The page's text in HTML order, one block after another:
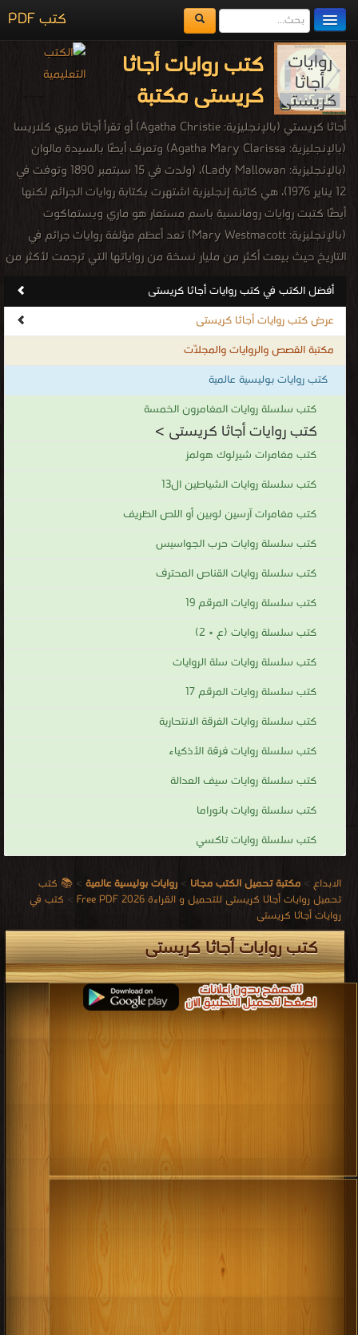
كتب PDF
مكتبة الكتب
المكتبات
يُقرأ حالياً
الفهرس
اضف كتاب
كتب روايات أجاثا
كريستى مكتبة
أجاثا كريستي (بالإنجليزية: Agatha Christie) أو تقرأ أجاثا ميري كلاريسا
(بالإنجليزية: Agatha Mary Clarissa) وتعرف أيضًا بالسيدة مالوان
(بالإنجليزية: Lady Mallowan)، (ولدت في 15 سبتمبر 1890 وتوفت في
12 يناير 1976)، هي كاتبة إنجليزية اشتهرت بكتابة روايات الجرائم لكنها
أيضًا كتبت روايات رومانسية باسم مستعار هو ماري ويستماكوت
(بالإنجليزية: Mary Westmacott) تعد أعظم مؤلفة روايات جرائم في
التاريخ حيث بيعت أكثر من مليار نسخة من رواياتها التي ترجمت لأكثر من
103 لغة.
كتب تحميل روايات أجاثا كريستى
أفضل الكتب في كتب روايات أجاثا كريستى
عرض كتب روايات أجاثا كريستى
مكتبة القصص والروايات والمجلّات
كتب روايات بوليسية عالمية
كتب سلسلة روايات المغامرون الخمسة
كتب روايات أجاثا كريستى >
كتب مغامرات شيرلوك هولمز
كتب سلسلة روايات الشياطين ال13
كتب مغامرات آرسين لوبين أو اللص الظريف
كتب سلسلة روايات حرب الجواسيس
كتب سلسلة روايات القناص المحترف
كتب سلسلة روايات المرقم 19
كتب سلسلة روايات (ع × 2)
كتب سلسلة روايات سلة الروايات
كتب سلسلة روايات المرقم 17
كتب سلسلة روايات الفرقة الانتحارية
كتب سلسلة روايات فرقة الأذكياء
كتب سلسلة روايات سيف العدالة
كتب سلسلة روايات بانوراما
كتب سلسلة روايات تاكسي
الابداع > مكتبة تحميل الكتب مجانا > روايات بوليسية عالمية > 📚 كتب
تحميل روايات أجاثا كريستى للتحميل و القراءة 2026 Free PDF
> كتب في
روايات أجاثا كريستى
كتب روايات أجاثا كريستى